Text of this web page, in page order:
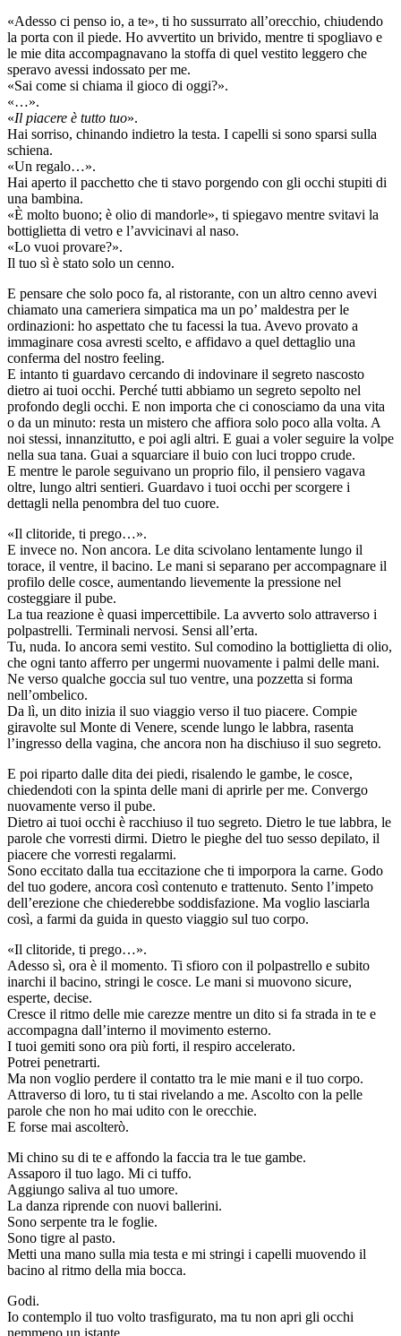
«Adesso ci penso io, a te», ti ho sussurrato all’orecchio, chiudendo
la porta con il piede. Ho avvertito un brivido, mentre ti spogliavo e
le mie dita accompagnavano la stoffa di quel vestito leggero che
speravo avessi indossato per me.
«Sai come si chiama il gioco di oggi?».
«…».
«Il piacere è tutto tuo».
Hai sorriso, chinando indietro la testa. I capelli si sono sparsi sulla
schiena.
«Un regalo…».
Hai aperto il pacchetto che ti stavo porgendo con gli occhi stupiti di
una bambina.
«È molto buono; è olio di mandorle», ti spiegavo mentre svitavi la
bottiglietta di vetro e l’avvicinavi al naso.
«Lo vuoi provare?».
Il tuo sì è stato solo un cenno.
E pensare che solo poco fa, al ristorante, con un altro cenno avevi
chiamato una cameriera simpatica ma un po’ maldestra per le
ordinazioni: ho aspettato che tu facessi la tua. Avevo provato a
immaginare cosa avresti scelto, e affidavo a quel dettaglio una
conferma del nostro feeling.
E intanto ti guardavo cercando di indovinare il segreto nascosto
dietro ai tuoi occhi. Perché tutti abbiamo un segreto sepolto nel
profondo degli occhi. E non importa che ci conosciamo da una vita
o da un minuto: resta un mistero che affiora solo poco alla volta. A
noi stessi, innanzitutto, e poi agli altri. E guai a voler seguire la volpe
nella sua tana. Guai a squarciare il buio con luci troppo crude.
E mentre le parole seguivano un proprio filo, il pensiero vagava
oltre, lungo altri sentieri. Guardavo i tuoi occhi per scorgere i
dettagli nella penombra del tuo cuore.
«Il clitoride, ti prego…».
E invece no. Non ancora. Le dita scivolano lentamente lungo il
torace, il ventre, il bacino. Le mani si separano per accompagnare il
profilo delle cosce, aumentando lievemente la pressione nel
costeggiare il pube.
La tua reazione è quasi impercettibile. La avverto solo attraverso i
polpastrelli. Terminali nervosi. Sensi all’erta.
Tu, nuda. Io ancora semi vestito. Sul comodino la bottiglietta di olio,
che ogni tanto afferro per ungermi nuovamente i palmi delle mani.
Ne verso qualche goccia sul tuo ventre, una pozzetta si forma
nell’ombelico.
Da lì, un dito inizia il suo viaggio verso il tuo piacere. Compie
giravolte sul Monte di Venere, scende lungo le labbra, rasenta
l’ingresso della vagina, che ancora non ha dischiuso il suo segreto.
E poi riparto dalle dita dei piedi, risalendo le gambe, le cosce,
chiedendoti con la spinta delle mani di aprirle per me. Convergo
nuovamente verso il pube.
Dietro ai tuoi occhi è racchiuso il tuo segreto. Dietro le tue labbra, le
parole che vorresti dirmi. Dietro le pieghe del tuo sesso depilato, il
piacere che vorresti regalarmi.
Sono eccitato dalla tua eccitazione che ti imporpora la carne. Godo
del tuo godere, ancora così contenuto e trattenuto. Sento l’impeto
dell’erezione che chiederebbe soddisfazione. Ma voglio lasciarla
così, a farmi da guida in questo viaggio sul tuo corpo.
«Il clitoride, ti prego…».
Adesso sì, ora è il momento. Ti sfioro con il polpastrello e subito
inarchi il bacino, stringi le cosce. Le mani si muovono sicure,
esperte, decise.
Cresce il ritmo delle mie carezze mentre un dito si fa strada in te e
accompagna dall’interno il movimento esterno.
I tuoi gemiti sono ora più forti, il respiro accelerato.
Potrei penetrarti.
Ma non voglio perdere il contatto tra le mie mani e il tuo corpo.
Attraverso di loro, tu ti stai rivelando a me. Ascolto con la pelle
parole che non ho mai udito con le orecchie.
E forse mai ascolterò.
Mi chino su di te e affondo la faccia tra le tue gambe.
Assaporo il tuo lago. Mi ci tuffo.
Aggiungo saliva al tuo umore.
La danza riprende con nuovi ballerini.
Sono serpente tra le foglie.
Sono tigre al pasto.
Metti una mano sulla mia testa e mi stringi i capelli muovendo il
bacino al ritmo della mia bocca.
Godi.
Io contemplo il tuo volto trasfigurato, ma tu non apri gli occhi
nemmeno un istante.